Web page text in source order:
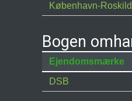
København-
Bogen
Ejendomsmærke
DSB